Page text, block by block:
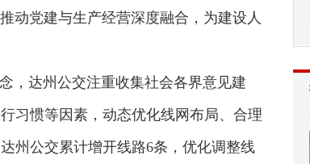
动党建与生产经营深度融合，为建设人
，达州公交注重收集社会各界意见建
习惯等因素，动态优化线网布局、合理
州公交累计增开线路6条，优化调整线